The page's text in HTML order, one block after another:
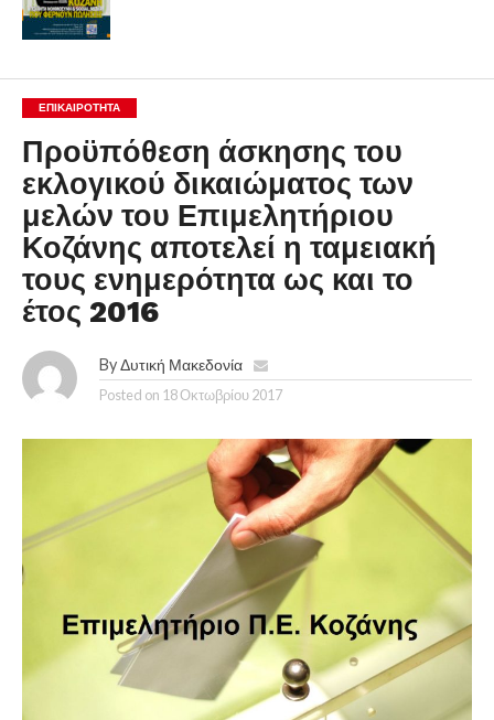
ΕΠΙΚΑΙΡΟΤΗΤΑ
Προϋπόθεση άσκησης του
εκλογικού δικαιώματος των
μελών του Επιμελητήριου
Κοζάνης αποτελεί η ταμειακή
τους ενημερότητα ως και το
έτος 2016
By Δυτική Μακεδονία
Posted on 18 Οκτωβρίου 2017